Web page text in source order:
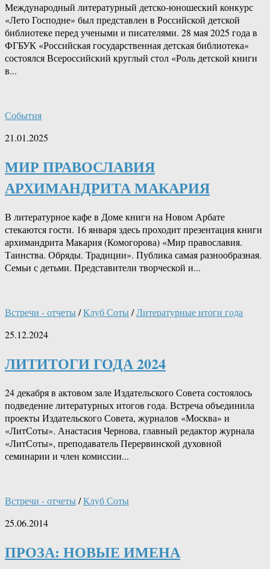
Международный литературный детско-юношеский конкурс
«Лето Господне» был представлен в Российской детской
библиотеке перед учеными и писателями. 28 мая 2025 года в
ФГБУК «Российская государственная детская библиотека»
состоялся Всероссийский круглый стол «Роль детской книги
в...
События
21.01.2025
МИР ПРАВОСЛАВИЯ
АРХИМАНДРИТА МАКАРИЯ
В литературное кафе в Доме книги на Новом Арбате
стекаются гости. 16 января здесь проходит презентация книги
архимандрита Макария (Комогорова) «Мир православия.
Таинства. Обряды. Традиции». Публика самая разнообразная.
Семьи с детьми. Представители творческой и...
Встречи - отчеты/Клуб Соты/Литературные итоги года
25.12.2024
ЛИТИТОГИ ГОДА 2024
24 декабря в актовом зале Издательского Совета состоялось
подведение литературных итогов года. Встреча объединила
проекты Издательского Совета, журналов «Москва» и
«ЛитСоты». Анастасия Чернова, главный редактор журнала
«ЛитСоты», преподаватель Перервинской духовной
семинарии и член комиссии...
Встречи - отчеты/Клуб Соты
25.06.2014
ПРОЗА: НОВЫЕ ИМЕНА